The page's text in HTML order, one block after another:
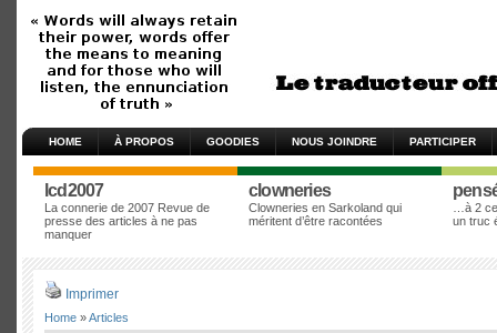
HOME À PROPOS GOODIES NOUS JOINDRE PARTICIPER
lcd2007
La connerie de 2007 Revue de
presse des articles à ne pas
manquer
clowneries
Clowneries en Sarkoland qui
méritent d’être racontées
…à 2
un truc
Imprimer
Home »Articles